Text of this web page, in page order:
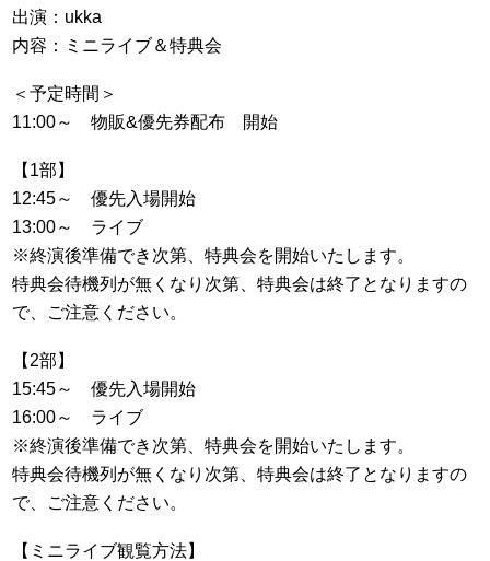
出演：ukka
内容：ミニライブ＆特典会
＜予定時間＞
11:00～ 物販&優先券配布 開始
【1部】
12:45～ 優先入場開始
13:00～ ライブ
※終演後準備でき次第、特典会を開始いたします。
特典会待機列が無くなり次第、特典会は終了となりますの
で、ご注意ください。
【2部】
15:45～ 優先入場開始
16:00～ ライブ
※終演後準備でき次第、特典会を開始いたします。
特典会待機列が無くなり次第、特典会は終了となりますの
で、ご注意ください。
【ミニライブ観覧方法】